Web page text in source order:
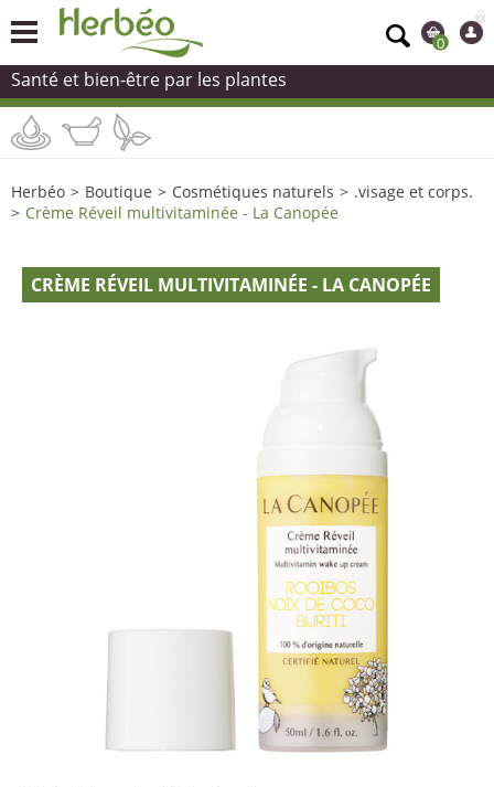
0
Santé et bien-être par les plantes
Herbéo > Boutique > Cosmétiques naturels > .visage et corps.
> Crème Réveil multivitaminée - La Canopée
CRÈME RÉVEIL MULTIVITAMINÉE - LA CANOPÉE